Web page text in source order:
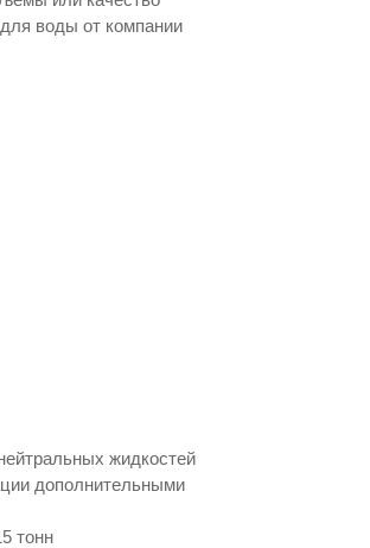
воды от компании
жидкостей
дополнительными
тонн